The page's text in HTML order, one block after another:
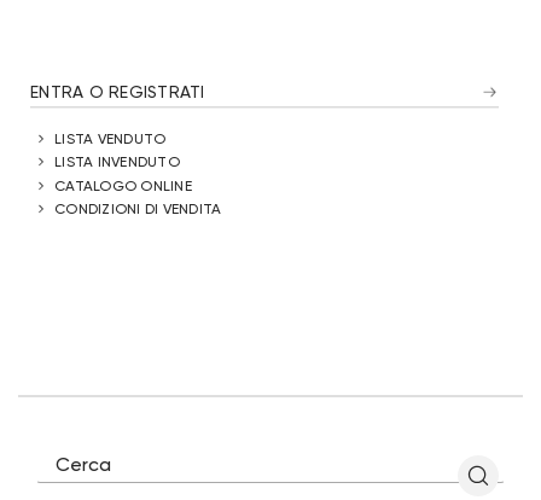
ENTRA O REGISTRATI
LISTA VENDUTO
LISTA INVENDUTO
CATALOGO ONLINE
CONDIZIONI DI VENDITA